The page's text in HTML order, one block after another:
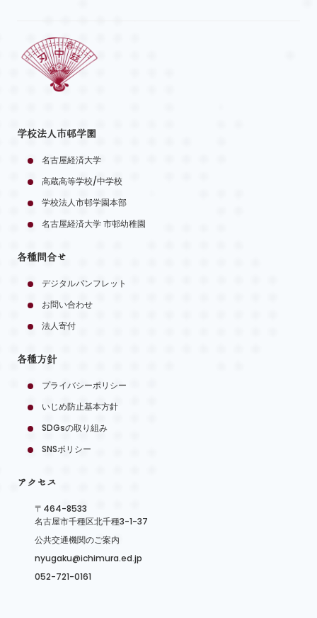
学校法人市邨学園
名古屋経済大学
高蔵高等学校/中学校
学校法人市邨学園本部
名古屋経済大学 市邨幼稚園
各種問合せ
デジタルパンフレット
お問い合わせ
法人寄付
各種方針
プライバシーポリシー
いじめ防止基本方針
SDGsの取り組み
SNSポリシー
アクセス
〒464-8533
名古屋市千種区北千種3-1-37
公共交通機関のご案内
nyugaku@ichimura.ed.jp
052-721-0161